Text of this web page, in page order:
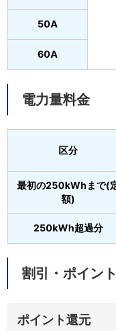
50A
60A
電力量料金
区分
最初の250kWhまで(
額)
250kWh超過分
割引・ポイン
ポイント還元